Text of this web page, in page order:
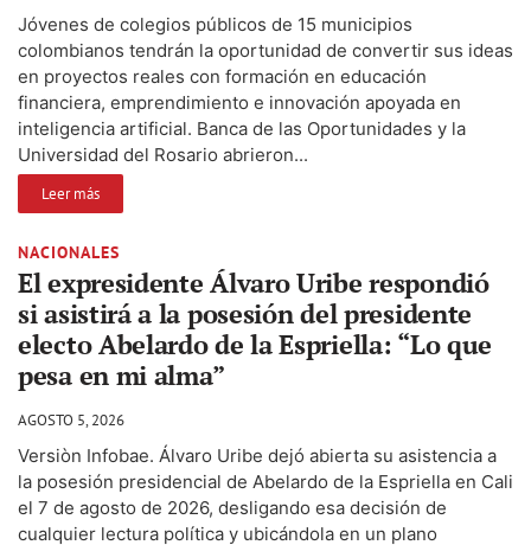
Jóvenes de colegios públicos de 15 municipios
colombianos tendrán la oportunidad de convertir sus ideas
en proyectos reales con formación en educación
financiera, emprendimiento e innovación apoyada en
inteligencia artificial. Banca de las Oportunidades y la
Universidad del Rosario abrieron...
Leer más
NACIONALES
El expresidente Álvaro Uribe respondió
si asistirá a la posesión del presidente
electo Abelardo de la Espriella: “Lo que
pesa en mi alma”
AGOSTO 5, 2026
Versiòn Infobae. Álvaro Uribe dejó abierta su asistencia a
la posesión presidencial de Abelardo de la Espriella en Cali
el 7 de agosto de 2026, desligando esa decisión de
cualquier lectura política y ubicándola en un plano